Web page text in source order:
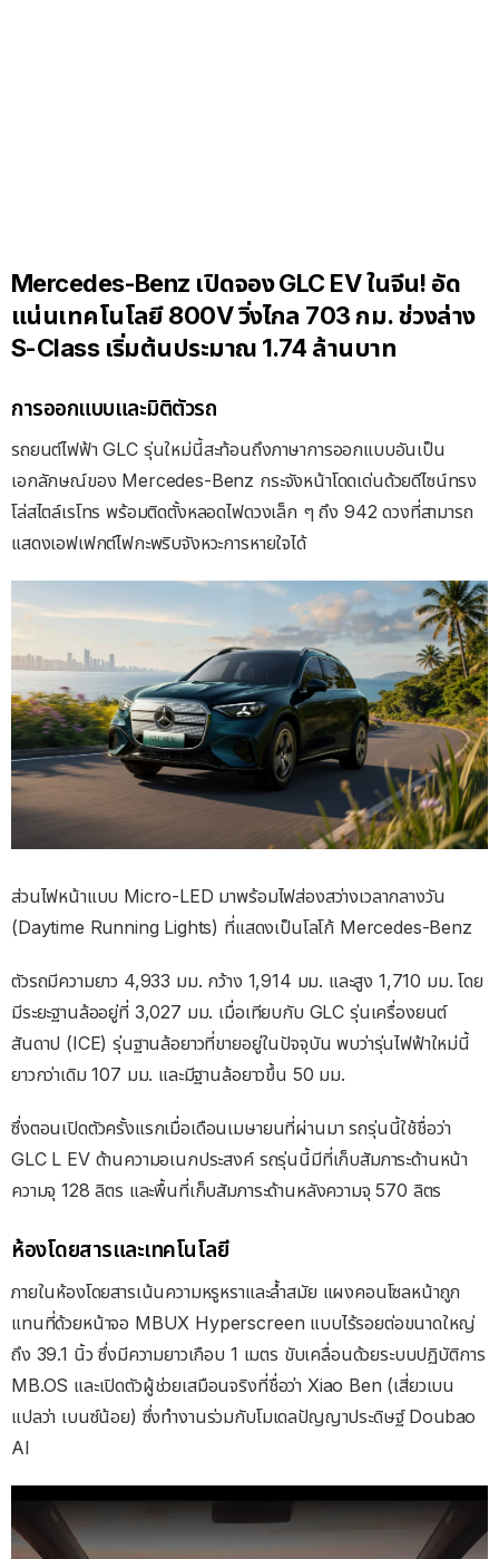
Mercedes-Benz เปิดจอง GLC EV ในจีน! อัด
แน่นเทคโนโลยี 800V วิ่งไกล 703 กม. ช่วงล่าง
S-Class เริ่มต้นประมาณ 1.74 ล้านบาท
การออกแบบและมิติตัวรถ
รถยนต์ไฟฟ้า GLC รุ่นใหม่นี้สะท้อนถึงภาษาการออกแบบอันเป็น
เอกลักษณ์ของ Mercedes-Benz กระจังหน้าโดดเด่นด้วยดีไซน์ทรง
โล่สไตล์เรโทร พร้อมติดตั้งหลอดไฟดวงเล็ก ๆ ถึง 942 ดวงที่สามารถ
แสดงเอฟเฟกต์ไฟกะพริบจังหวะการหายใจได้
ส่วนไฟหน้าแบบ Micro-LED มาพร้อมไฟส่องสว่างเวลากลางวัน
(Daytime Running Lights) ที่แสดงเป็นโลโก้ Mercedes-Benz
ตัวรถมีความยาว 4,933 มม. กว้าง 1,914 มม. และสูง 1,710 มม. โดย
มีระยะฐานล้ออยู่ที่ 3,027 มม. เมื่อเทียบกับ GLC รุ่นเครื่องยนต์
สันดาป (ICE) รุ่นฐานล้อยาวที่ขายอยู่ในปัจจุบัน พบว่ารุ่นไฟฟ้าใหม่นี้
ยาวกว่าเดิม 107 มม. และมีฐานล้อยาวขึ้น 50 มม.
ซึ่งตอนเปิดตัวครั้งแรกเมื่อเดือนเมษายนที่ผ่านมา รถรุ่นนี้ใช้ชื่อว่า
GLC L EV ด้านความอเนกประสงค์ รถรุ่นนี้มีที่เก็บสัมภาระด้านหน้า
ความจุ 128 ลิตร และพื้นที่เก็บสัมภาระด้านหลังความจุ 570 ลิตร
ห้องโดยสารและเทคโนโลยี
ภายในห้องโดยสารเน้นความหรูหราและล้ำสมัย แผงคอนโซลหน้าถูก
แทนที่ด้วยหน้าจอ MBUX Hyperscreen แบบไร้รอยต่อขนาดใหญ่
ถึง 39.1 นิ้ว ซึ่งมีความยาวเกือบ 1 เมตร ขับเคลื่อนด้วยระบบปฏิบัติการ
MB.OS และเปิดตัวผู้ช่วยเสมือนจริงที่ชื่อว่า Xiao Ben (เสี่ยวเบน
แปลว่า เบนซ์น้อย) ซึ่งทำงานร่วมกับโมเดลปัญญาประดิษฐ์ Doubao
AI